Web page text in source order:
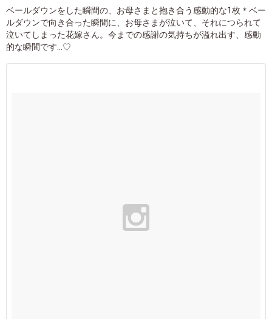
ベールダウンをした瞬間の、お母さまと抱き合う感動的な1枚＊ベー
ルダウンで向き合った瞬間に、お母さまが泣いて、それにつられて
泣いてしまった花嫁さん。今までの感謝の気持ちが溢れ出す、感動
的な瞬間です…♡